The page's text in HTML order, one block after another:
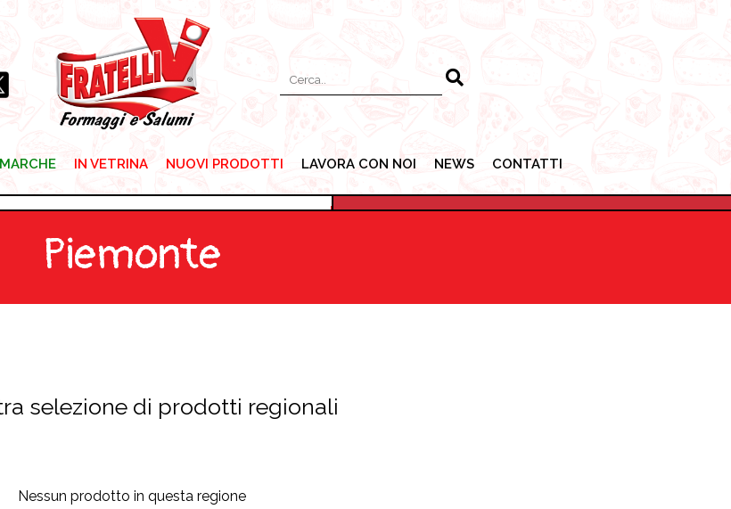
MARCHE IN VETRINA NUOVI PRODOTTI LAVORA CON NOI NEWS CONTATTI
IN VETRINA NUOVI PRODOTTI
Piemonte
selezione di prodotti regionali
Nessun prodotto in questa regione